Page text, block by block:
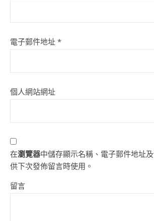
電子郵件地址 *
個人網站網址
在瀏覽器中儲存顯示名稱、電子郵件地址
供下次發佈留言時使用。
留言